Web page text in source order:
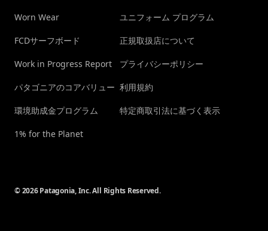
Worn Wear
FCDサーフボード
Work in Progress Report
パタゴニアのコアバリュー
環境助成金プログラム
1% for the Planet
ユニフォーム プログラム
正規取扱店について
プライバシーポリシー
利用規約
特定商取引法に基づく表示
© 2026 Patagonia, Inc. All Rights Reserved.